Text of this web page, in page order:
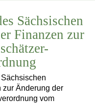
Sächsischen
Finanzen zur
zur Änderung der
vom